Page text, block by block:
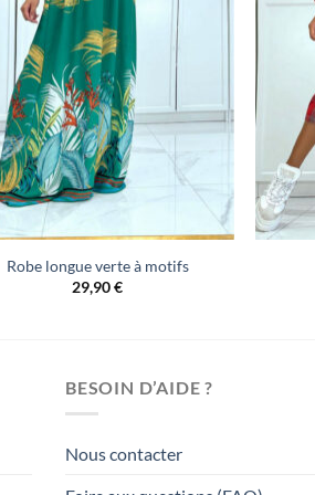
Robe longue verte à motifs
29,90€
BESOIN D’AIDE ?
Nous contacter